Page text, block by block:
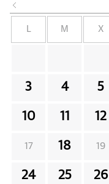
M X
3 4 5
10 11 12
17 18 19
24 25 26